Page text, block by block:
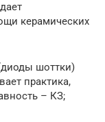
керамических
шоттки)
практика,
– КЗ;